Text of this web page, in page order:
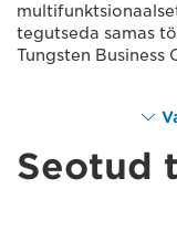
tegutseda samas
Tungsten Business
Seotud